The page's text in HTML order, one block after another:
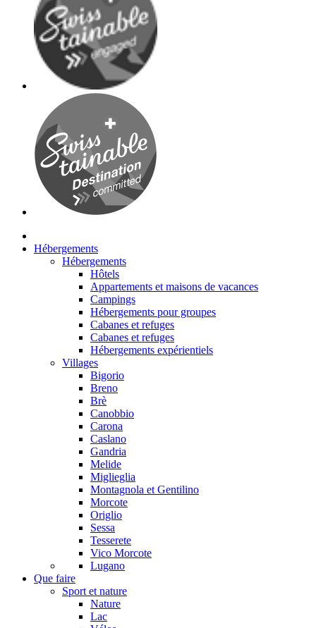
Hébergements
Hébergements
Hôtels
Appartements et maisons de vacances
Campings
Hébergements pour groupes
Cabanes et refuges
Cabanes et refuges
Hébergements expérientiels
Villages
Bigorio
Breno
Brè
Canobbio
Carona
Caslano
Gandria
Melide
Miglieglia
Montagnola et Gentilino
Morcote
Origlio
Sessa
Tesserete
Vico Morcote
Lugano
Que faire
Sport et nature
Nature
Lac